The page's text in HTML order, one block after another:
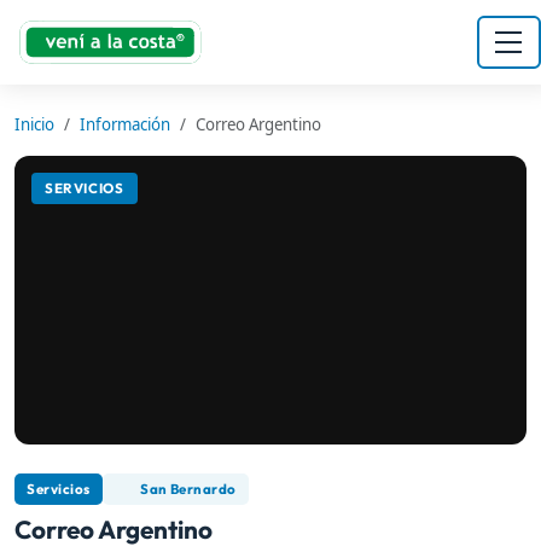
Inicio Información Correo Argentino
SERVICIOS
Servicios San Bernardo
Correo Argentino